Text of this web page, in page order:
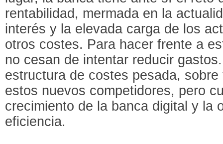
rentabilidad, mermada en la
interés y la elevada carga de los
otros costes. Para hacer frente a
no cesan de intentar reducir
estructura de costes pesada,
estos nuevos competidores, pero
crecimiento de la banca digital y la
eficiencia.